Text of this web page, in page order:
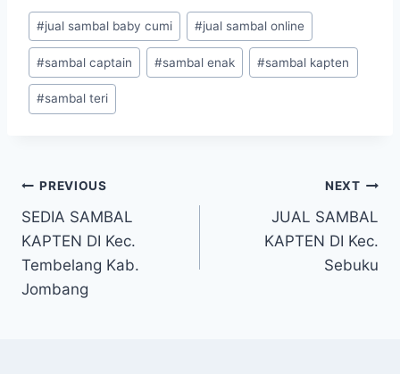
#jual sambal baby cumi #jual sambal online
#sambal captain #sambal enak #sambal kapten
#sambal teri
PREVIOUS
SEDIA SAMBAL
KAPTEN DI Kec.
Tembelang Kab.
Jombang
NEXT
JUAL SAMBAL
KAPTEN DI Kec.
Sebuku